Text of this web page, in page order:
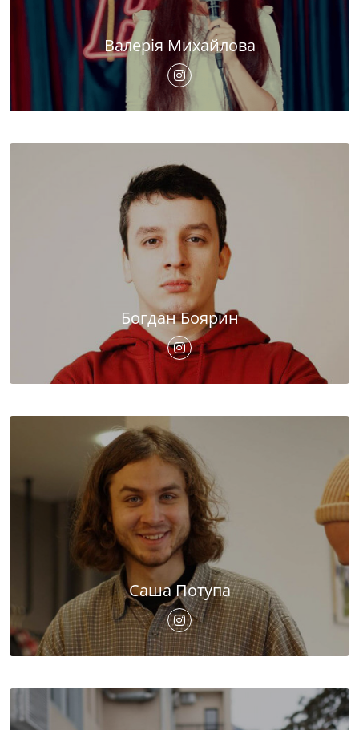
Валерія Михайлова
Богдан Боярин
Саша Потупа